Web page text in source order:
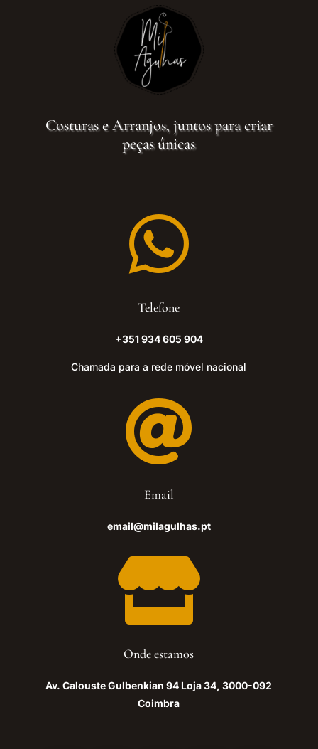
Costuras e Arranjos, juntos para criar
peças únicas

Telefone
+351 934 605 904
Chamada para a rede móvel nacional

Email
email@milagulhas.pt

Onde estamos
Av. Calouste Gulbenkian 94 Loja 34, 3000-092
Coimbra